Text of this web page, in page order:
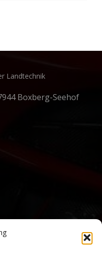
Landtechnik
Boxberg-Seehof